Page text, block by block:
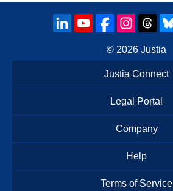
© 2026 Justia
Justia Connect
Legal Portal
Company
Help
Terms of Service